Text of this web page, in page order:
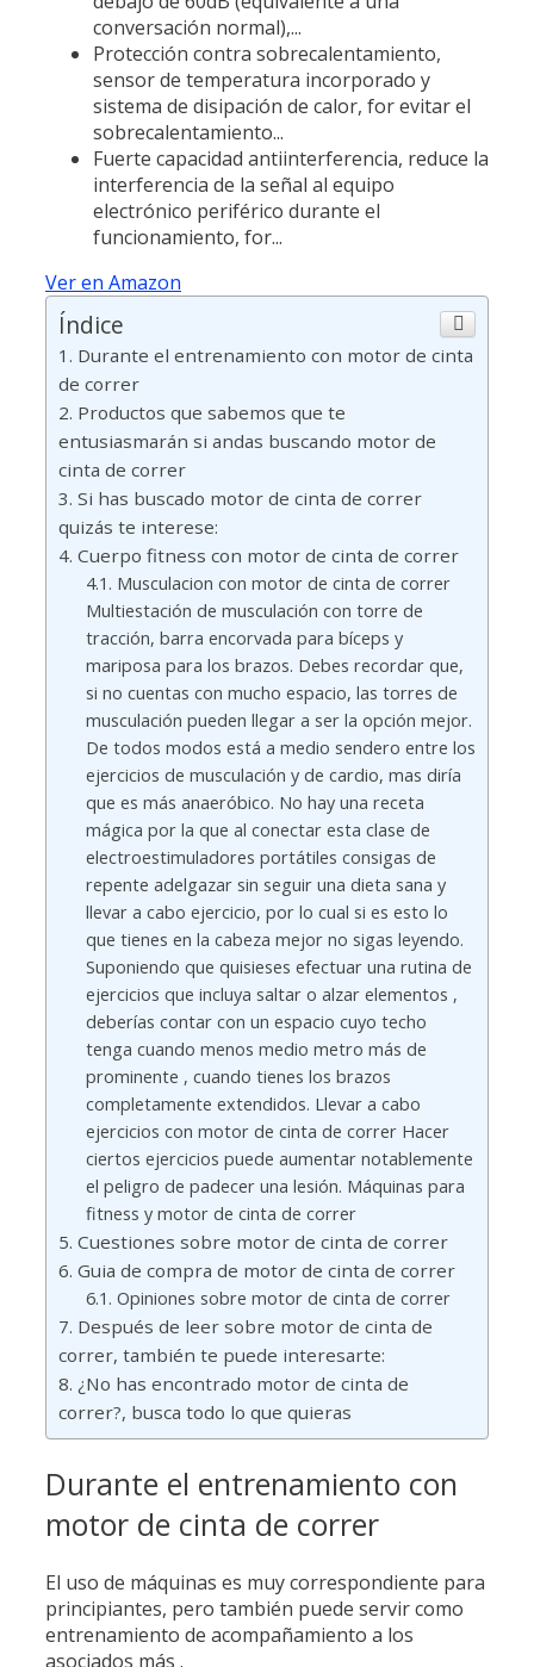
conversación normal),...
Protección contra sobrecalentamiento,
sensor de temperatura incorporado y
sistema de disipación de calor, for evitar el
sobrecalentamiento...
Fuerte capacidad antiinterferencia, reduce la
interferencia de la señal al equipo
electrónico periférico durante el
funcionamiento, for...
Ver en Amazon
Índice
Durante el entrenamiento con motor de cinta
de correr
Productos que sabemos que te
entusiasmarán si andas buscando motor de
cinta de correr
Si has buscado motor de cinta de correr
quizás te interese:
Cuerpo fitness con motor de cinta de correr
Musculacion con motor de cinta de correr
Multiestación de musculación con torre de
tracción, barra encorvada para bíceps y
mariposa para los brazos. Debes recordar que,
si no cuentas con mucho espacio, las torres de
musculación pueden llegar a ser la opción mejor.
De todos modos está a medio sendero entre los
ejercicios de musculación y de cardio, mas diría
que es más anaeróbico. No hay una receta
mágica por la que al conectar esta clase de
electroestimuladores portátiles consigas de
repente adelgazar sin seguir una dieta sana y
llevar a cabo ejercicio, por lo cual si es esto lo
que tienes en la cabeza mejor no sigas leyendo.
Suponiendo que quisieses efectuar una rutina de
ejercicios que incluya saltar o alzar elementos ,
deberías contar con un espacio cuyo techo
tenga cuando menos medio metro más de
prominente , cuando tienes los brazos
completamente extendidos. Llevar a cabo
ejercicios con motor de cinta de correr Hacer
ciertos ejercicios puede aumentar notablemente
el peligro de padecer una lesión. Máquinas para
fitness y motor de cinta de correr
Cuestiones sobre motor de cinta de correr
Guia de compra de motor de cinta de correr
Opiniones sobre motor de cinta de correr
Después de leer sobre motor de cinta de
correr, también te puede interesarte:
¿No has encontrado motor de cinta de
correr?, busca todo lo que quieras
Durante el entrenamiento con
motor de cinta de correr
El uso de máquinas es muy correspondiente para
principiantes, pero también puede servir como
entrenamiento de acompañamiento a los
asociados más .